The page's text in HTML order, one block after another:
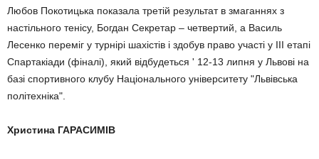
Любов Покотицька показала третій результат в змаганнях з
настільного тенісу, Богдан Секретар – четвертий, а Василь
Лесенко переміг у турнірі шахістів і здобув право участі у III етапі
Спартакіади (фіналі), який відбудеться ' 12-13 липня у Львові на
базі спортивного клубу Національного університету "Львівська
політехніка".
Христина ГАРАСИМІВ